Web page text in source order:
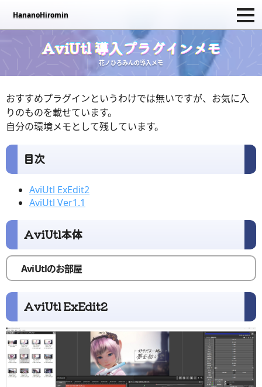
HananoHiromin
AviUtl 導入プラグインメモ
花ノひろみんの導入メモ
おすすめプラグインというわけでは無いですが、お気に入
りのものを載せています。
自分の環境メモとして残しています。
目次
AviUtl ExEdit2
AviUtl Ver1.1
AviUtl本体
AviUtlのお部屋
AviUtl ExEdit2